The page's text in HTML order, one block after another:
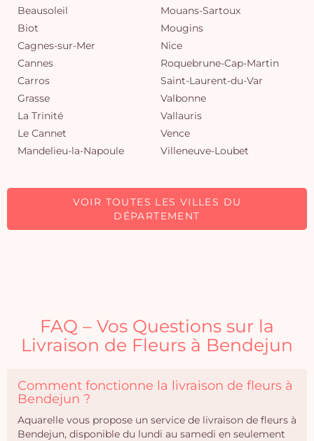
Beausoleil
Biot
Cagnes-sur-Mer
Cannes
Carros
Grasse
La Trinité
Le Cannet
Mandelieu-la-Napoule
Mouans-Sartoux
Mougins
Nice
Roquebrune-Cap-Martin
Saint-Laurent-du-Var
Valbonne
Vallauris
Vence
Villeneuve-Loubet
VOIR TOUTES LES VILLES DU
DÉPARTEMENT
FAQ – Vos Questions sur la
Livraison de Fleurs à Bendejun
Comment fonctionne la livraison de fleurs à
Bendejun ?
Aquarelle vous propose un service de livraison de fleurs à
Bendejun, disponible du lundi au samedi en seulement